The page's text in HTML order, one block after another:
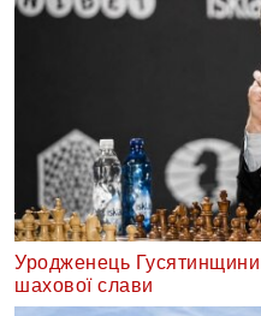
Уродженець Гусятинщини
шахової слави